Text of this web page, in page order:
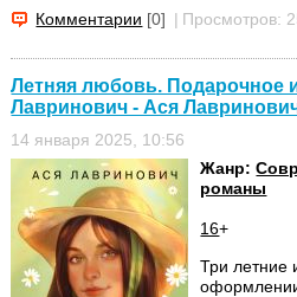
Комментарии [0] | Просмотров:
Летняя любовь. Подарочное
Лавринович - Ася
14 января 2025, 10:56
Жанр:
романы
16+
Три летние